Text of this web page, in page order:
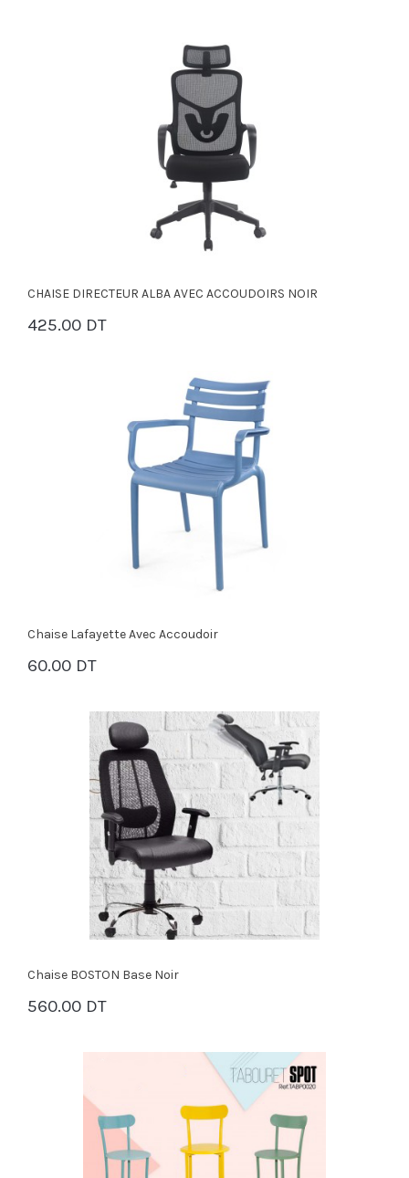
CHAISE DIRECTEUR ALBA AVEC ACCOUDOIRS NOIR
425.00 DT
PANIER
Chaise Lafayette Avec Accoudoir
60.00 DT
PANIER
Chaise BOSTON Base Noir
560.00 DT
PANIER